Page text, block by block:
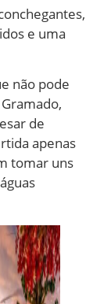
e uma
não pode
de
apenas
tomar uns